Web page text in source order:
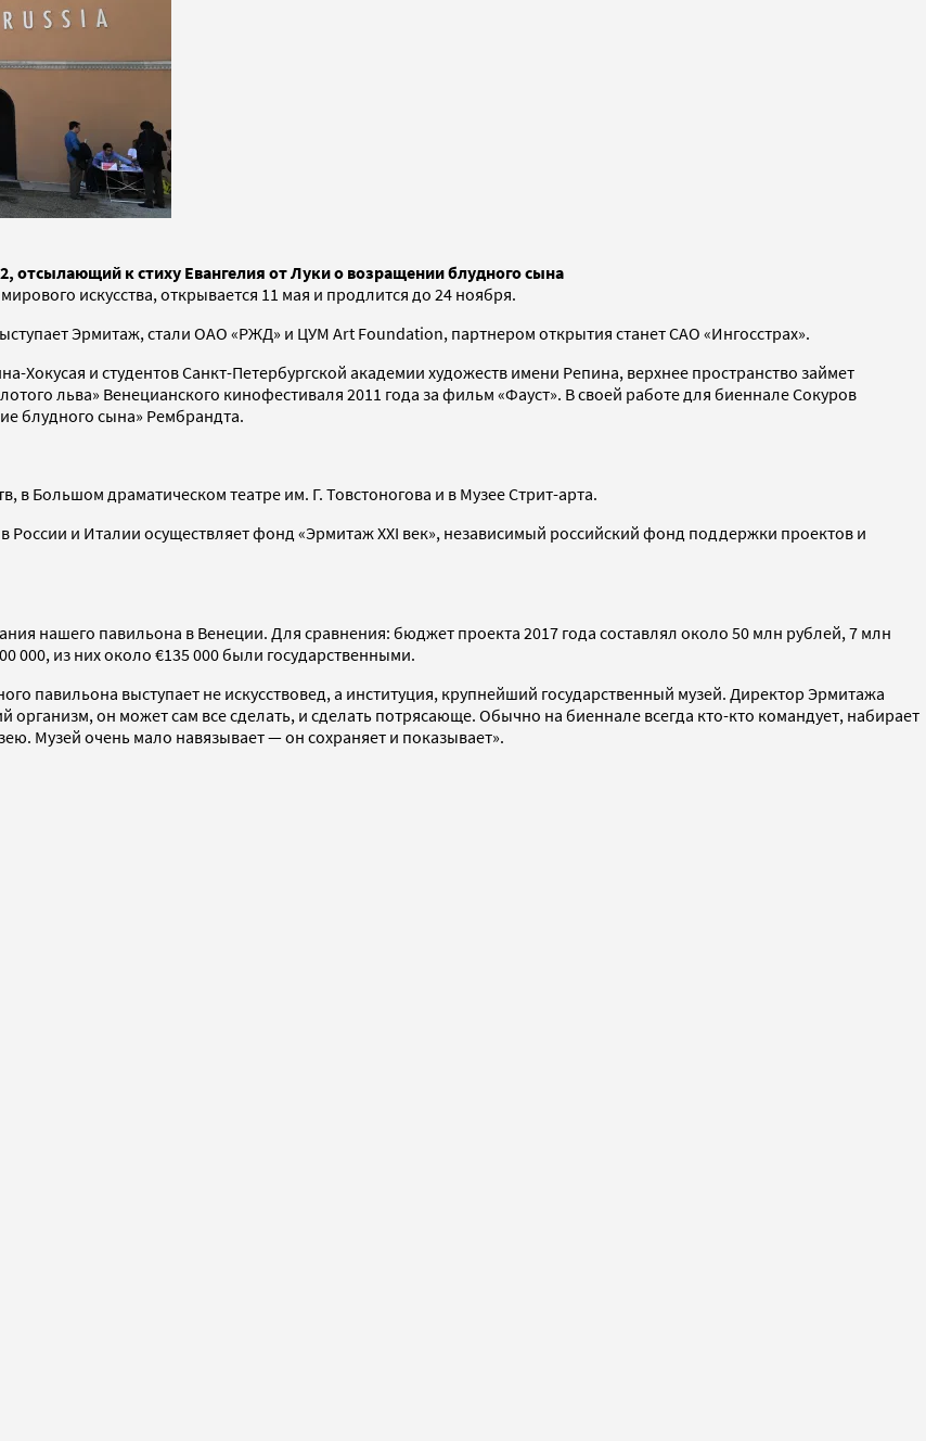
отсылающий к стиху Евангелия от Луки о возращении блудного сына
искусства, открывается 11 мая и продлится до 24 ноября.
Эрмитаж, стали ОАО «РЖД» и ЦУМ Art Foundation, партнером открытия станет САО «Ингосстрах».
и студентов Санкт-Петербургской академии художеств имени Репина, верхнее пространство займет
льва» Венецианского кинофестиваля 2011 года за фильм «Фауст». В своей работе для биеннале Сокуров
блудного сына» Рембрандта.
в Большом драматическом театре им. Г. Товстоногова и в Музее Стрит-арта.
и Италии осуществляет фонд «Эрмитаж XXI век», независимый российский фонд поддержки проектов и
нашего павильона в Венеции. Для сравнения: бюджет проекта 2017 года составлял около 50 млн рублей, 7 млн
000, из них около €135 000 были государственными.
павильона выступает не искусствовед, а институция, крупнейший государственный музей. Директор Эрмитажа
он может сам все сделать, и сделать потрясающе. Обычно на биеннале всегда кто-кто командует, набирает
Музей очень мало навязывает — он сохраняет и показывает».